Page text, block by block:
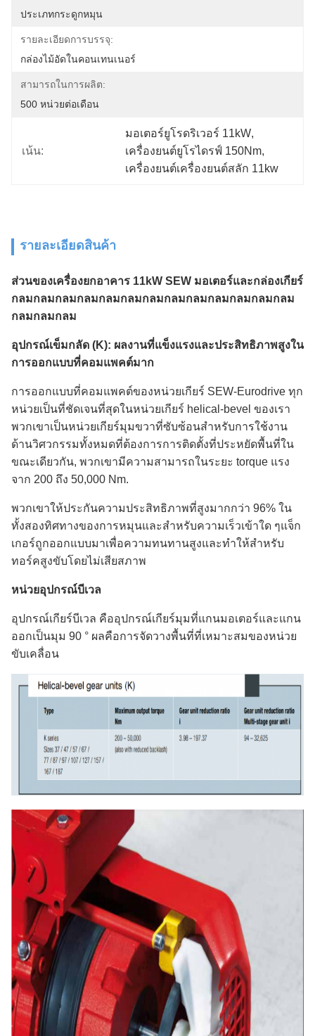
ประเภทกระดูกหมุน
รายละเอียดการบรรจุ:
กล่องไม้อัดในคอนเทนเนอร์
สามารถในการผลิต:
500 หน่วยต่อเดือน
เน้น:
มอเตอร์ยูโรดริเวอร์ 11kW,
เครื่องยนต์ยูโรไดรฟ์ 150Nm,
เครื่องยนต์เครื่องยนต์สลัก 11kw
รายละเอียดสินค้า
ส่วนของเครื่องยกอาคาร 11kW SEW มอเตอร์และกล่องเกียร์
กลมกลมกลมกลมกลมกลมกลมกลมกลมกลมกลมกลมกลม
กลมกลมกลม
อุปกรณ์เข็มกลัด (K): ผลงานที่แข็งแรงและประสิทธิภาพสูงใน
การออกแบบที่คอมแพคต์มาก
การออกแบบที่คอมแพคต์ของหน่วยเกียร์ SEW-Eurodrive ทุก
หน่วยเป็นที่ชัดเจนที่สุดในหน่วยเกียร์ helical-bevel ของเรา
พวกเขาเป็นหน่วยเกียร์มุมขวาที่ซับซ้อนสําหรับการใช้งาน
ด้านวิศวกรรมทั้งหมดที่ต้องการการติดตั้งที่ประหยัดพื้นที่ใน
ขณะเดียวกัน, พวกเขามีความสามารถในระยะ torque แรง
จาก 200 ถึง 50,000 Nm.
พวกเขาให้ประกันความประสิทธิภาพที่สูงมากกว่า 96% ใน
ทั้งสองทิศทางของการหมุนและสําหรับความเร็วเข้าใด ๆแจ็ก
เกอร์ถูกออกแบบมาเพื่อความทนทานสูงและทําให้สําหรับ
ทอร์คสูงขับโดยไม่เสียสภาพ
หน่วยอุปกรณ์บีเวล
อุปกรณ์เกียร์บีเวล คืออุปกรณ์เกียร์มุมที่แกนมอเตอร์และแกน
ออกเป็นมุม 90 ° ผลคือการจัดวางพื้นที่ที่เหมาะสมของหน่วย
ขับเคลื่อน